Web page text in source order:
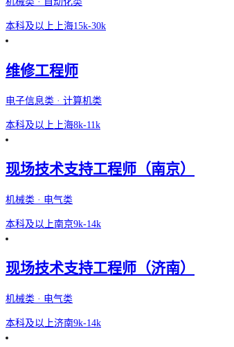
本科及以上 上海15k-30k
维修工程师
电子信息类 · 计算机类
本科及以上 上海8k-11k
现场技术支持工程师（南京）
机械类 · 电气类
本科及以上南京9k-14k
现场技术支持工程师（济南）
机械类 · 电气类
本科及以上济南9k-14k